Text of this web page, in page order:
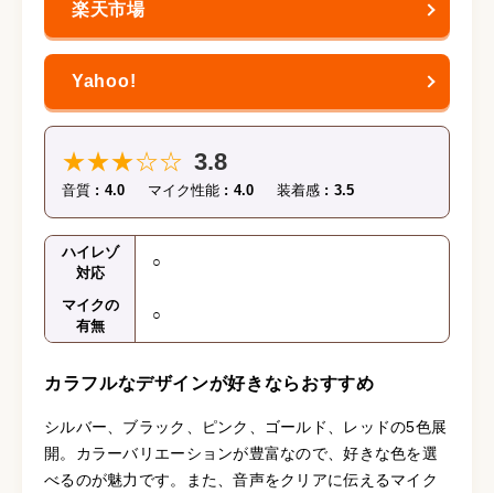
★★★☆☆ 3.8
音質 4.0 マイク性能 4.0 装着感 3.5
ハイレゾ
対応
○
マイクの
有無
○
カラフルなデザインが好きならおすすめ
シルバー、ブラック、ピンク、ゴールド、レッドの5色展
開。カラーバリエーションが豊富なので、好きな色を選
べるのが魅力です。また、音声をクリアに伝えるマイク